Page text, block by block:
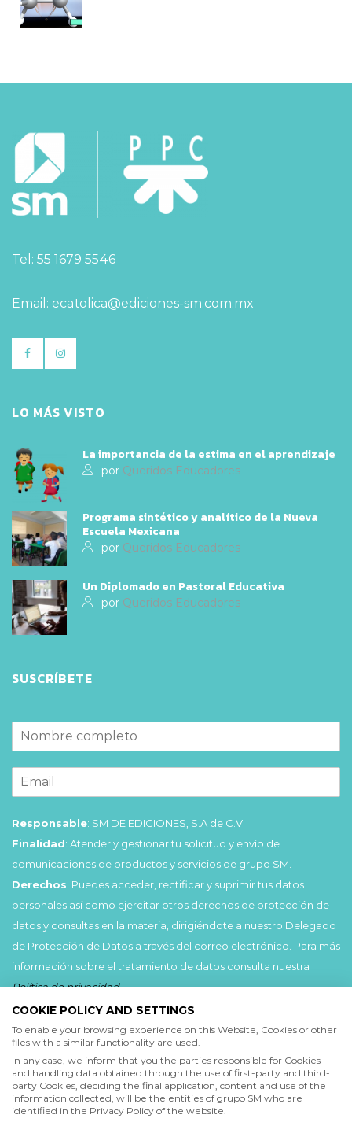
Tel: 55 1679 5546
Email: ecatolica@ediciones-sm.com.mx
LO MÁS VISTO
La importancia de la estima en el aprendizaje
por Queridos Educadores
Programa sintético y analítico de la Nueva
Escuela Mexicana
por Queridos Educadores
Un Diplomado en Pastoral Educativa
por Queridos Educadores
SUSCRÍBETE
Responsable: SM DE EDICIONES, S.A de C.V.
Finalidad: Atender y gestionar tu solicitud y envío de
comunicaciones de productos y servicios de grupo SM.
Derechos: Puedes acceder, rectificar y suprimir tus datos
personales así como ejercitar otros derechos de protección de
datos y consultas en la materia, dirigiéndote a nuestro Delegado
de Protección de Datos a través del correo electrónico. Para más
información sobre el tratamiento de datos consulta nuestra
Política de privacidad.
He leído y acepto lasCondiciones de uso
Política de privacidad
Acepto
COOKIE POLICY AND SETTINGS
To enable your browsing experience on this Website, Cookies or other
files with a similar functionality are used.
In any case, we inform that you the parties responsible for Cookies
and handling data obtained through the use of first-party and third-
party Cookies, deciding the final application, content and use of the
information collected, will be the entities of grupo SM who are
identified in the Privacy Policy of the website.